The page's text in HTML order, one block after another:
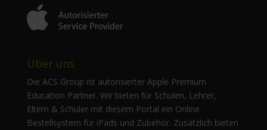
Über uns
Die ACS Group ist autorisierter Apple Premium
Education Partner. Wir bieten für Schulen, Lehrer,
Eltern & Schüler mit diesem Portal ein Online
Bestellsystem für iPads und Zubehör. Zusätzlich bieten